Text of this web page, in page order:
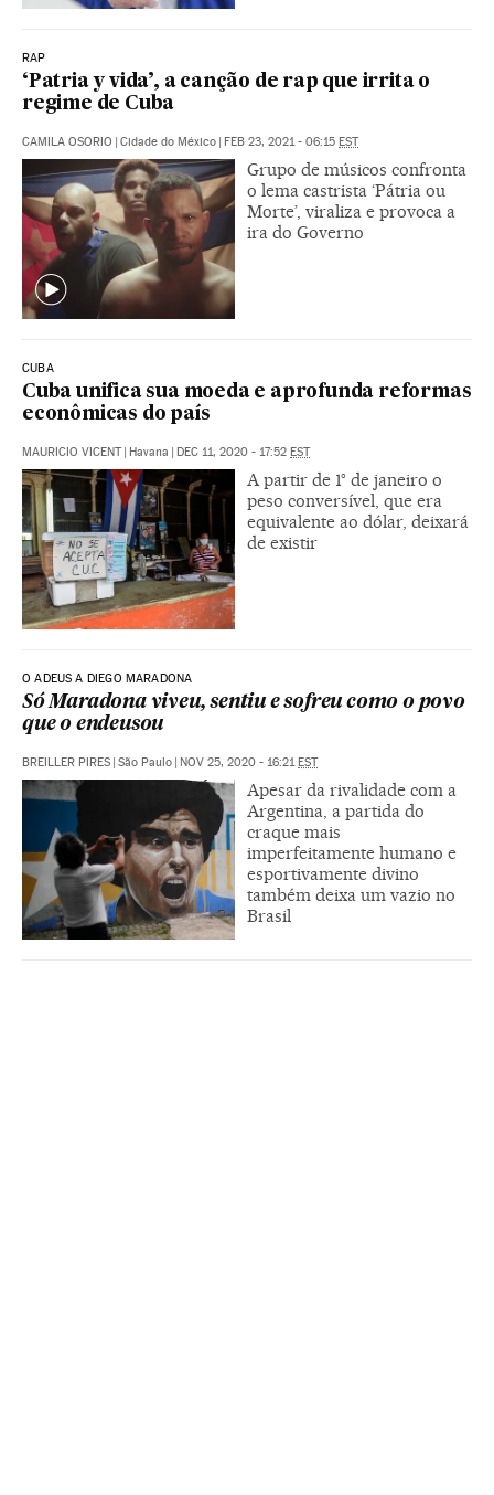
RAP
‘Patria y vida’, a canção de rap que irrita o
regime de Cuba
CAMILA OSORIO | Cidade do México | FEB 23, 2021 - 06:15 EST
Grupo de músicos confronta
o lema castrista ‘Pátria ou
Morte’, viraliza e provoca a
ira do Governo
CUBA
Cuba unifica sua moeda e aprofunda reformas
econômicas do país
MAURICIO VICENT | Havana | DEC 11, 2020 - 17:52 EST
A partir de 1° de janeiro o
peso conversível, que era
equivalente ao dólar, deixará
de existir
O ADEUS A DIEGO MARADONA
Só Maradona viveu, sentiu e sofreu como o povo
que o endeusou
BREILLER PIRES | São Paulo | NOV 25, 2020 - 16:21EST
Apesar da rivalidade com a
Argentina, a partida do
craque mais
imperfeitamente humano e
esportivamente divino
também deixa um vazio no
Brasil